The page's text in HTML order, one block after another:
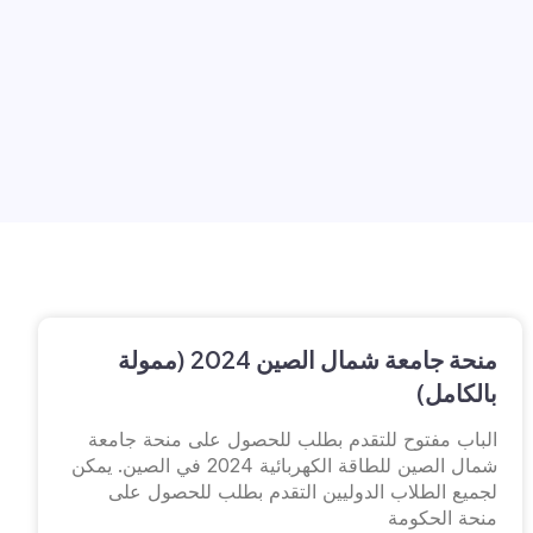
منحة جامعة شمال الصين 2024 (ممولة
بالكامل)
الباب مفتوح للتقدم بطلب للحصول على منحة جامعة
شمال الصين للطاقة الكهربائية 2024 في الصين. يمكن
لجميع الطلاب الدوليين التقدم بطلب للحصول على
منحة الحكومة